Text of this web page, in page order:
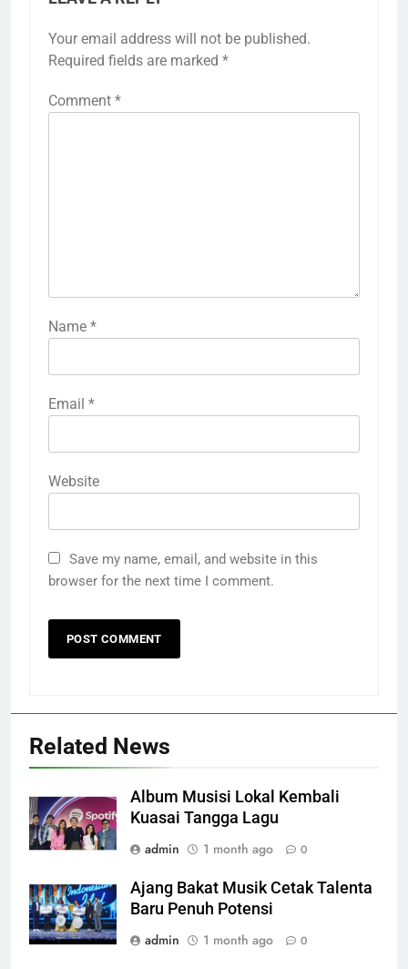
Your email address will not be published.
Required fields are marked *
Comment *
Name *
Email *
Website
Save my name, email, and website in this
browser for the next time I comment.
Related News
Album Musisi Lokal Kembali
Kuasai Tangga Lagu
admin
1 month ago 0
Ajang Bakat Musik Cetak Talenta
Baru Penuh Potensi
admin
1 month ago 0